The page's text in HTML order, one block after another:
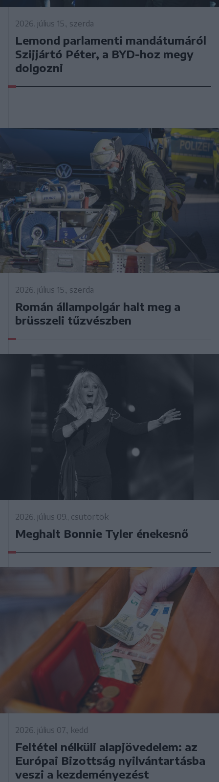
2026. július 15., szerda
Lemond parlamenti mandátumáról
Szijjártó Péter, a BYD-hoz megy
dolgozni
2026. július 15., szerda
Román állampolgár halt meg a
brüsszeli tűzvészben
2026. július 09., csütörtök
Meghalt Bonnie Tyler énekesnő
2026. július 07., kedd
Feltétel nélküli alapjövedelem: az
Európai Bizottság nyilvántartásba
veszi a kezdeményezést